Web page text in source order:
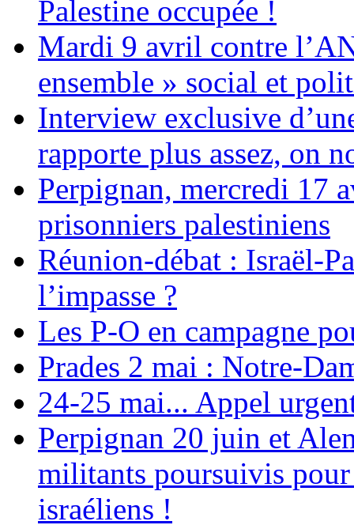
Palestine occupée !
Mardi 9 avril contre
ensemble » social et
Interview exclusive
rapporte plus assez, on
Perpignan, mercredi 17
prisonniers palestiniens
Réunion-débat : Israël-
l’impasse ?
Les P-O en campagne
Prades 2 mai : Notre-
24-25 mai... Appel
Perpignan 20 juin et
militants poursuivis
israéliens !